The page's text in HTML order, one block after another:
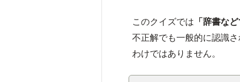
このクイズでは 「辞書な
不正解でも一般的に認識
わけではありません。